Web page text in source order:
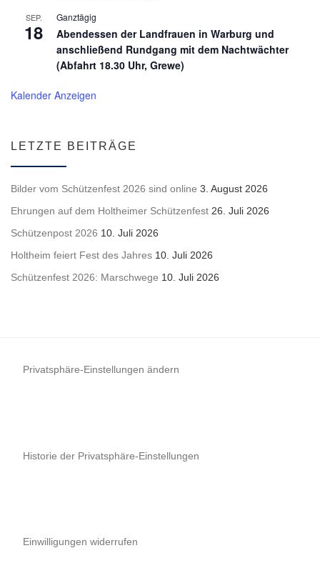
SEP.
18
Ganztägig
Abendessen der Landfrauen in Warburg und
anschließend Rundgang mit dem Nachtwächter
(Abfahrt 18.30 Uhr, Grewe)
Kalender Anzeigen
LETZTE BEITRÄGE
Bilder vom Schützenfest 2026 sind online 3. August 2026
Ehrungen auf dem Holtheimer Schützenfest 26. Juli 2026
Schützenpost 2026 10. Juli 2026
Holtheim feiert Fest des Jahres 10. Juli 2026
Schützenfest 2026: Marschwege 10. Juli 2026
Privatsphäre-Einstellungen ändern
Historie der Privatsphäre-Einstellungen
Einwilligungen widerrufen